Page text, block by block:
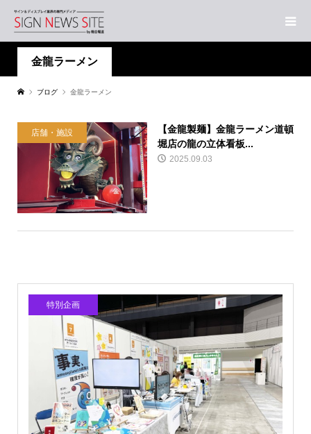
金龍ラーメン
ブログ 金龍ラーメン
店舗・施設
【金龍製麺】金龍ラーメン道頓
堀店の龍の立体看板...
2025.09.03
特別企画